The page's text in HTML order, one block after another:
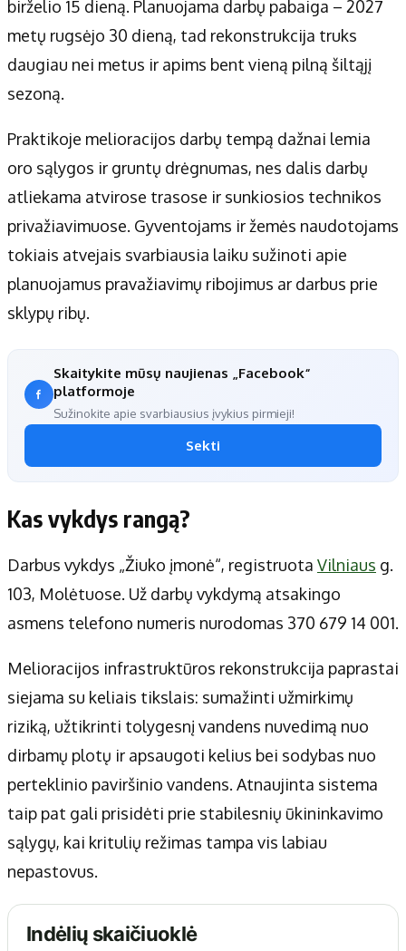
birželio 15 dieną. Planuojama darbų pabaiga – 2027
metų rugsėjo 30 dieną, tad rekonstrukcija truks
daugiau nei metus ir apims bent vieną pilną šiltąjį
sezoną.
Praktikoje melioracijos darbų tempą dažnai lemia
oro sąlygos ir gruntų drėgnumas, nes dalis darbų
atliekama atvirose trasose ir sunkiosios technikos
privažiavimuose. Gyventojams ir žemės naudotojams
tokiais atvejais svarbiausia laiku sužinoti apie
planuojamus pravažiavimų ribojimus ar darbus prie
sklypų ribų.
Skaitykite mūsų naujienas „Facebook“
platformoje
Sužinokite apie svarbiausius įvykius pirmieji!
Sekti
Kas vykdys rangą?
Darbus vykdys „Žiuko įmonė“, registruota Vilniaus g.
103, Molėtuose. Už darbų vykdymą atsakingo
asmens telefono numeris nurodomas 370 679 14 001.
Melioracijos infrastruktūros rekonstrukcija paprastai
siejama su keliais tikslais: sumažinti užmirkimų
riziką, užtikrinti tolygesnį vandens nuvedimą nuo
dirbamų plotų ir apsaugoti kelius bei sodybas nuo
perteklinio paviršinio vandens. Atnaujinta sistema
taip pat gali prisidėti prie stabilesnių ūkininkavimo
sąlygų, kai kritulių režimas tampa vis labiau
nepastovus.